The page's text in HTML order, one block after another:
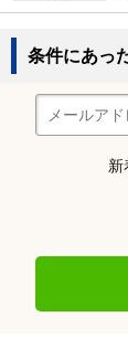
条件にあっ
新